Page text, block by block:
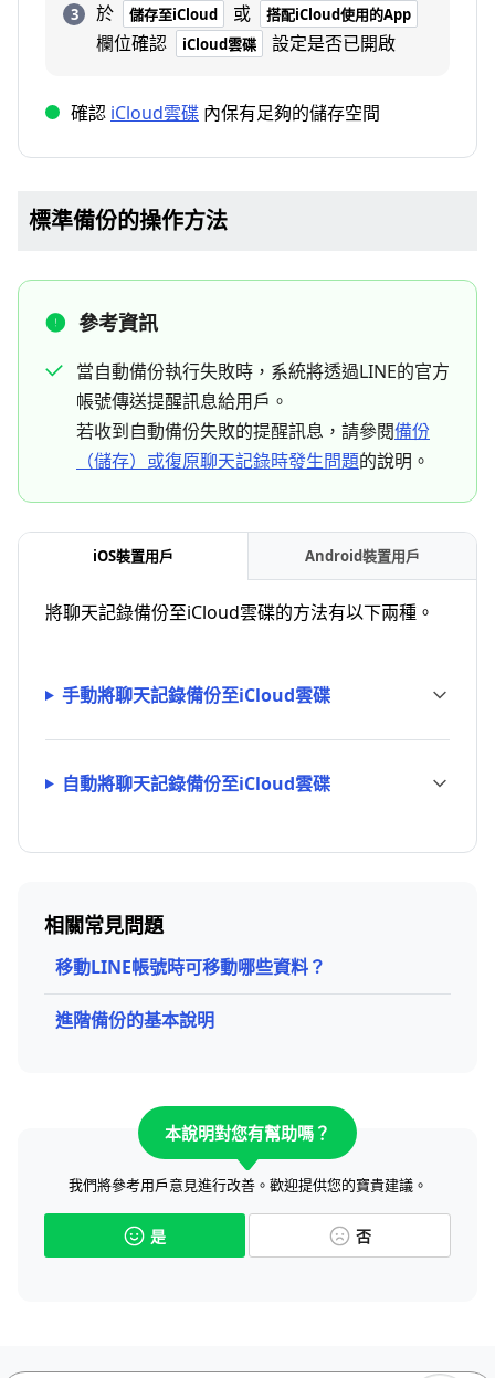
於 儲存至iCloud 或 搭配iCloud使用的App
欄位確認 iCloud雲碟 設定是否已開啟
確認 iCloud雲碟 內保有足夠的儲存空間
標準備份的操作方法
參考資訊
當自動備份執行失敗時，系統將透過LINE的官方
帳號傳送提醒訊息給用戶。
若收到自動備份失敗的提醒訊息，請參閱備份
（儲存）或復原聊天記錄時發生問題的說明。
iOS裝置用戶 Android裝置用戶
將聊天記錄備份至iCloud雲碟的方法有以下兩種。
手動將聊天記錄備份至iCloud雲碟
自動將聊天記錄備份至iCloud雲碟
相關常見問題
移動LINE帳號時可移動哪些資料？
進階備份的基本說明
本說明對您有幫助嗎？
我們將參考用戶意見進行改善。歡迎提供您的寶貴建議。
是 否